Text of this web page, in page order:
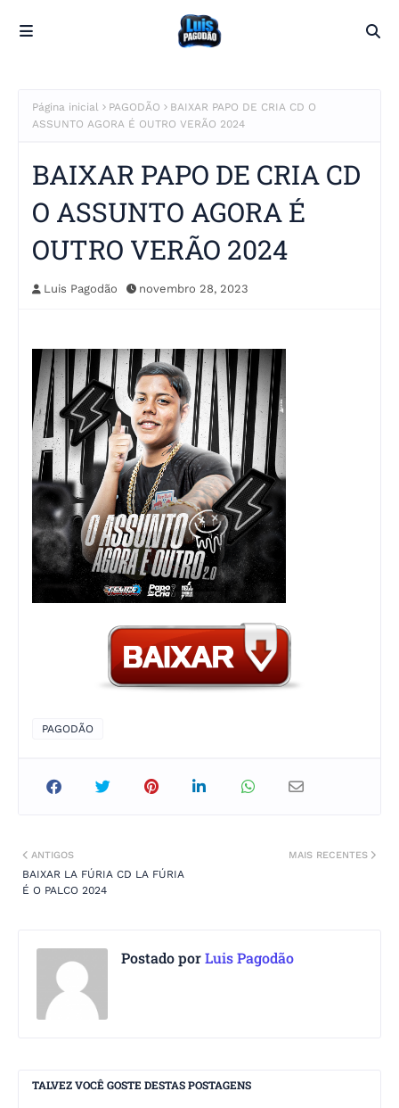
Página inicial PAGODÃO
BAIXAR PAPO DE CRIA CD O
ASSUNTO AGORA É OUTRO VERÃO 2024
BAIXAR PAPO DE CRIA CD
O ASSUNTO AGORA É
OUTRO VERÃO 2024
Luis Pagodão novembro 28, 2023
PAGODÃO
MAIS RECENTES
ANTIGOS
BAIXAR LA FÚRIA CD LA FÚRIA
É O PALCO 2024
Postado porLuis Pagodão
TALVEZ VOCÊ GOSTE DESTAS POSTAGENS